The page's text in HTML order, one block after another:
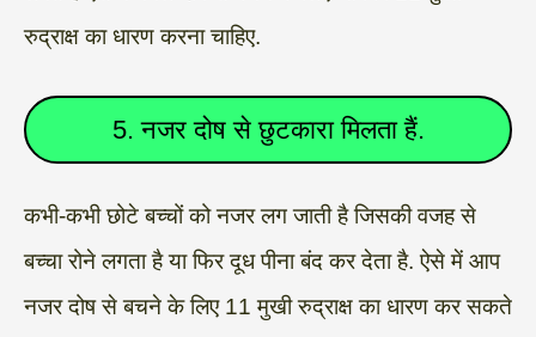
रुद्राक्ष का धारण करना चाहिए.
5. नजर दोष से छुटकारा मिलता हैं.
कभी-कभी छोटे बच्चों को नजर लग जाती है जिसकी वजह से
बच्चा रोने लगता है या फिर दूध पीना बंद कर देता है. ऐसे में आप
नजर दोष से बचने के लिए 11 मुखी रुद्राक्ष का धारण कर सकते